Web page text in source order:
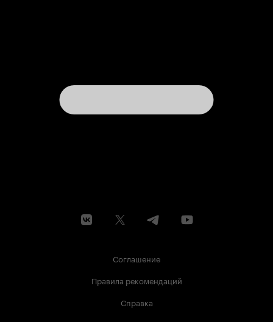
Соглашение
Правила рекомендаций
Справка